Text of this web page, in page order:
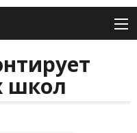
школ